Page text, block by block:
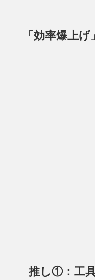
「効率爆上げ」
推し①：工